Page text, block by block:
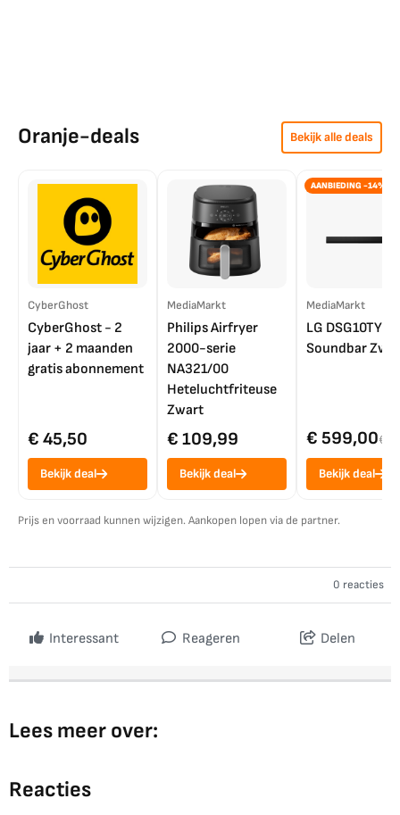
Oranje-deals Bekijk alle deals
CyberGhost
CyberGhost - 2
jaar + 2 maanden
gratis abonnement
€ 45,50
Bekijk deal
MediaMarkt
Philips Airfryer
2000-serie
NA321/00
Heteluchtfriteuse
Zwart
€ 109,99
Bekijk deal
AANBIEDING -14%
MediaMarkt
LG DSG10TY
Soundbar
€ 599,00€
Bekijk deal
Prijs en voorraad kunnen wijzigen. Aankopen lopen via de partner.
0 reacties
Interessant Reageren Delen
Lees meer over:
Reacties